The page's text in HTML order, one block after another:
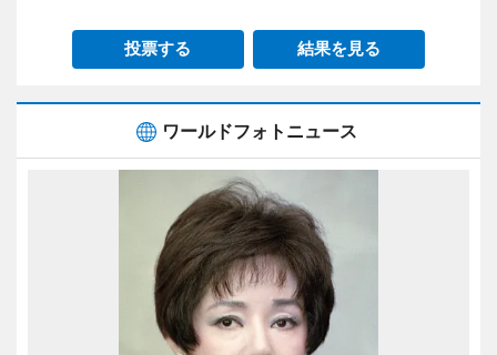
投票する 結果を見る
ワールドフォトニュース